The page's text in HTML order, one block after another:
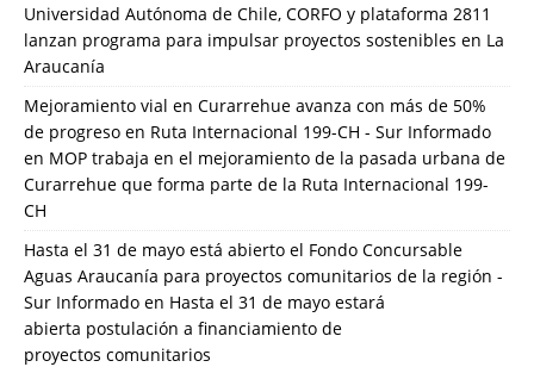
Universidad Autónoma de Chile, CORFO y plataforma 2811
lanzan programa para impulsar proyectos sostenibles en La
Araucanía
Mejoramiento vial en Curarrehue avanza con más de 50%
de progreso en Ruta Internacional 199-CH - Sur Informado
en MOP trabaja en el mejoramiento de la pasada urbana de
Curarrehue que forma parte de la Ruta Internacional 199-
CH
Hasta el 31 de mayo está abierto el Fondo Concursable
Aguas Araucanía para proyectos comunitarios de la región -
Sur Informado en Hasta el 31 de mayo estará
abierta postulación a financiamiento de
proyectos comunitarios